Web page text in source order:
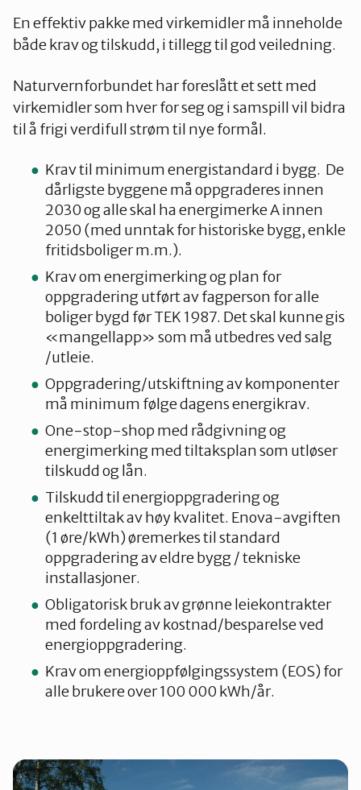
En effektiv pakke med virkemidler må inneholde
både krav og tilskudd, i tillegg til god veiledning.
Naturvernforbundet har foreslått et sett med
virkemidler som hver for seg og i samspill vil bidra
til å frigi verdifull strøm til nye formål.
Krav til minimum energistandard i bygg. De
dårligste byggene må oppgraderes innen
2030 og alle skal ha energimerke A innen
2050 (med unntak for historiske bygg, enkle
fritidsboliger m.m.).
Krav om energimerking og plan for
oppgradering utført av fagperson for alle
boliger bygd før TEK 1987. Det skal kunne gis
«mangellapp» som må utbedres ved salg
/utleie.
Oppgradering/utskiftning av komponenter
må minimum følge dagens energikrav.
One-stop-shop med rådgivning og
energimerking med tiltaksplan som utløser
tilskudd og lån.
Tilskudd til energioppgradering og
enkelttiltak av høy kvalitet. Enova-avgiften
(1 øre/kWh) øremerkes til standard
oppgradering av eldre bygg / tekniske
installasjoner.
Obligatorisk bruk av grønne leiekontrakter
med fordeling av kostnad/besparelse ved
energioppgradering.
Krav om energioppfølgingssystem (EOS) for
alle brukere over 100 000 kWh/år.